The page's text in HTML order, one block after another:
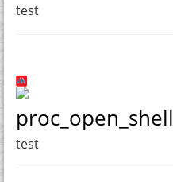
test
proc_open_shell
test